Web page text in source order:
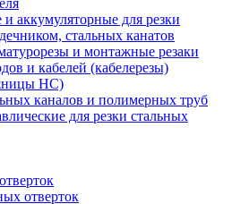
аккумуляторные для резки
стальных канатов
и монтажные резаки
и кабелей (кабелерезы)
НС)
каналов и полимерных труб
для резки стальных
отверток